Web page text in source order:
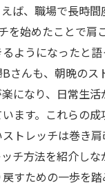
ば、職場で長時間
を始めたことで肩
ようになったと語
さんも、朝晩のス
になり、日常生
ます。これらの
トレッチは巻き
チ方法を紹介しな
すための一歩を踏